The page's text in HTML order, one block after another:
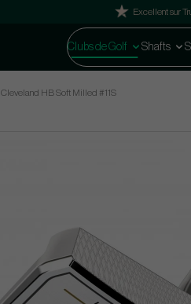
Excellent sur
Clubs de Golf Shafts
Cleveland HB Soft Milled #11S